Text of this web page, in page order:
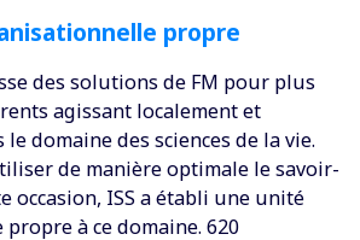
propre
des solutions de FM pour plus
agissant localement et
domaine des sciences de la vie.
de manière optimale le savoir-
occasion, ISS a établi une unité
à ce domaine. 620